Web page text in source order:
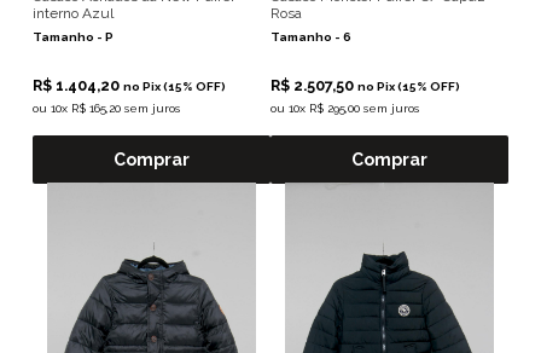
interno Azul
Tamanho - P
R$ 1.404,20 no Pix (15% OFF)
ou 10x R$ 165,20 sem juros
Comprar
Rosa
Tamanho - 6
R$ 2.507,50 no Pix (15% OFF)
ou 10x R$ 295,00 sem juros
Comprar